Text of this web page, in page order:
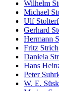
Wilhelm
Michael
Ulf
Gerhard
Hermann
Fritz Strich
Daniela
Hans
Peter
W. E.